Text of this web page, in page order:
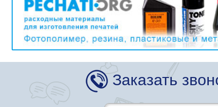
Заказать